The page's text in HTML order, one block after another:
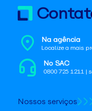
Na agência
Localize a mais
No SAC
0800 725 1211 |
Nossos serviços